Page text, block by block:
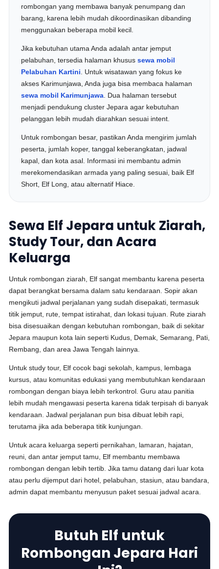
rombongan yang membawa banyak penumpang dan
barang, karena lebih mudah dikoordinasikan dibanding
menggunakan beberapa mobil kecil.
Jika kebutuhan utama Anda adalah antar jemput
pelabuhan, tersedia halaman khusussewa mobil
Pelabuhan Kartini . Untuk wisatawan yang fokus ke
akses Karimunjawa, Anda juga bisa membaca halaman
sewa mobil Karimunjawa . Dua halaman tersebut
menjadi pendukung cluster Jepara agar kebutuhan
pelanggan lebih mudah diarahkan sesuai intent.
Untuk rombongan besar, pastikan Anda mengirim jumlah
peserta, jumlah koper, tanggal keberangkatan, jadwal
kapal, dan kota asal. Informasi ini membantu admin
merekomendasikan armada yang paling sesuai, baik Elf
Short, Elf Long, atau alternatif Hiace.
Sewa Elf Jepara untuk Ziarah,
Study Tour, dan Acara
Keluarga
Untuk rombongan ziarah, Elf sangat membantu karena peserta
dapat berangkat bersama dalam satu kendaraan. Sopir akan
mengikuti jadwal perjalanan yang sudah disepakati, termasuk
titik jemput, rute, tempat istirahat, dan lokasi tujuan. Rute ziarah
bisa disesuaikan dengan kebutuhan rombongan, baik di sekitar
Jepara maupun kota lain seperti Kudus, Demak, Semarang, Pati,
Rembang, dan area Jawa Tengah lainnya.
Untuk study tour, Elf cocok bagi sekolah, kampus, lembaga
kursus, atau komunitas edukasi yang membutuhkan kendaraan
rombongan dengan biaya lebih terkontrol. Guru atau panitia
lebih mudah mengawasi peserta karena tidak terpisah di banyak
kendaraan. Jadwal perjalanan pun bisa dibuat lebih rapi,
terutama jika ada beberapa titik kunjungan.
Untuk acara keluarga seperti pernikahan, lamaran, hajatan,
reuni, dan antar jemput tamu, Elf membantu membawa
rombongan dengan lebih tertib. Jika tamu datang dari luar kota
atau perlu dijemput dari hotel, pelabuhan, stasiun, atau bandara,
admin dapat membantu menyusun paket sesuai jadwal acara.
Butuh Elf untuk
Rombongan Jepara Hari